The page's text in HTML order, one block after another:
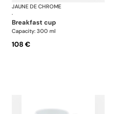
Blue Impression
JAUNE DE CHROME
·
breakfast cup
Capacity: 300 ml
108 €